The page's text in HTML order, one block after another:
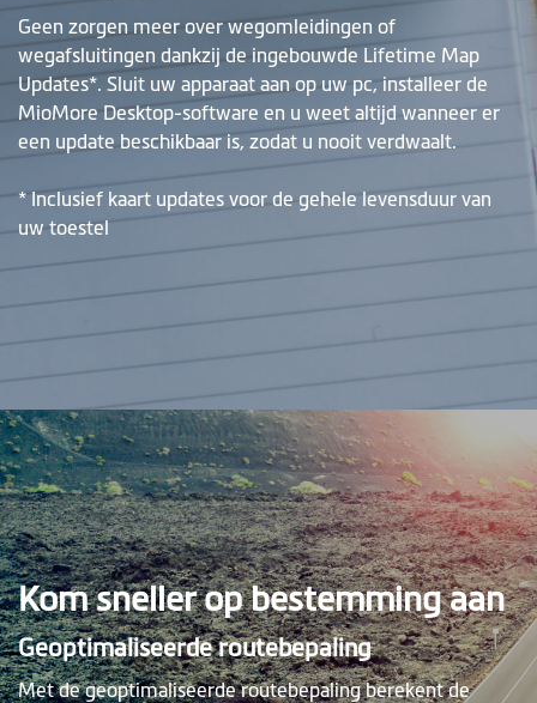
Geen zorgen meer over wegomleidingen of
wegafsluitingen dankzij de ingebouwde Lifetime Map
Updates*. Sluit uw apparaat aan op uw pc, installeer de
MioMore Desktop-software en u weet altijd wanneer er
een update beschikbaar is, zodat u nooit verdwaalt.
* Inclusief kaart updates voor de gehele levensduur van
uw toestel
Kom sneller op bestemming aan
Geoptimaliseerde routebepaling
Met de geoptimaliseerde routebepaling berekent de